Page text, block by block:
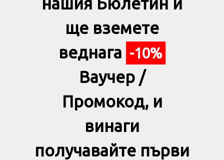
ще вземете
веднага -10%
Ваучер /
Промокод, и
винаги
получавайте първи